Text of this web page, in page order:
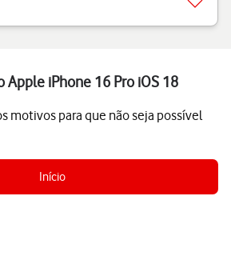
Apple iPhone 16 Pro iOS 18
motivos para que não seja possível
Início